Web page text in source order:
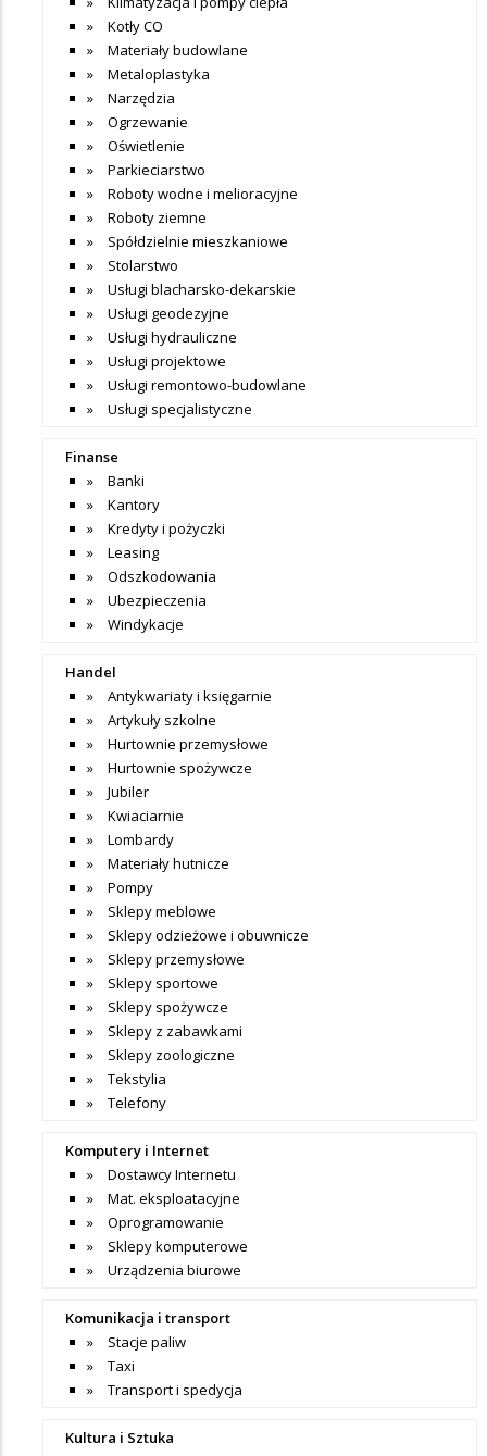
Kotły CO
Materiały budowlane
Metaloplastyka
Narzędzia
Ogrzewanie
Oświetlenie
Parkieciarstwo
Roboty wodne i melioracyjne
Roboty ziemne
Spółdzielnie mieszkaniowe
Stolarstwo
Usługi blacharsko-dekarskie
Usługi geodezyjne
Usługi hydrauliczne
Usługi projektowe
Usługi remontowo-budowlane
Usługi specjalistyczne
Finanse
Banki
Kantory
Kredyty i pożyczki
Leasing
Odszkodowania
Ubezpieczenia
Windykacje
Handel
Antykwariaty i księgarnie
Artykuły szkolne
Hurtownie przemysłowe
Hurtownie spożywcze
Jubiler
Kwiaciarnie
Lombardy
Materiały hutnicze
Pompy
Sklepy meblowe
Sklepy odzieżowe i obuwnicze
Sklepy przemysłowe
Sklepy sportowe
Sklepy spożywcze
Sklepy z zabawkami
Sklepy zoologiczne
Tekstylia
Telefony
Komputery i Internet
Dostawcy Internetu
Mat. eksploatacyjne
Oprogramowanie
Sklepy komputerowe
Urządzenia biurowe
Komunikacja i transport
Stacje paliw
Taxi
Transport i spedycja
Kultura i Sztuka